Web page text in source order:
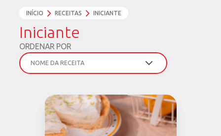
INÍCIO RECEITAS INICIANTE
Iniciante
ORDENAR POR